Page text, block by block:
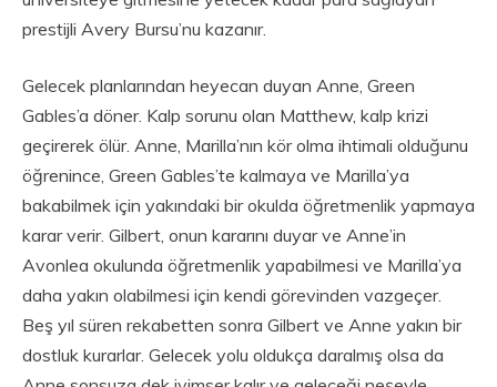
prestijli Avery Bursu’nu kazanır.
Gelecek planlarından heyecan duyan Anne, Green
Gables’a döner. Kalp sorunu olan Matthew, kalp krizi
geçirerek ölür. Anne, Marilla’nın kör olma ihtimali olduğunu
öğrenince, Green Gables’te kalmaya ve Marilla’ya
bakabilmek için yakındaki bir okulda öğretmenlik yapmaya
karar verir. Gilbert, onun kararını duyar ve Anne’in
Avonlea okulunda öğretmenlik yapabilmesi ve Marilla’ya
daha yakın olabilmesi için kendi görevinden vazgeçer.
Beş yıl süren rekabetten sonra Gilbert ve Anne yakın bir
dostluk kurarlar. Gelecek yolu oldukça daralmış olsa da